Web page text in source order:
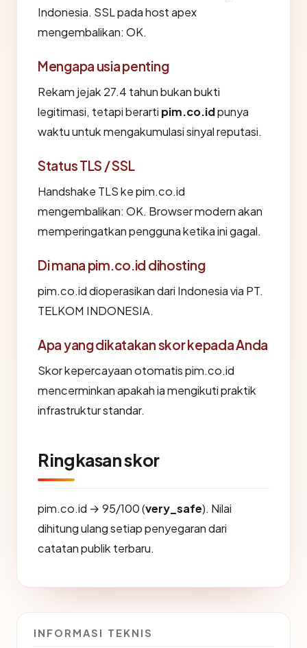
Indonesia. SSL pada host apex
mengembalikan: OK.
Mengapa usia penting
Rekam jejak 27.4 tahun bukan bukti
legitimasi, tetapi berarti pim.co.idpunya
waktu untuk mengakumulasi sinyal reputasi.
Status TLS / SSL
Handshake TLS ke pim.co.id
mengembalikan: OK. Browser modern akan
memperingatkan pengguna ketika ini gagal.
Di mana pim.co.id dihosting
pim.co.id dioperasikan dari Indonesia via PT.
TELKOM INDONESIA.
Apa yang dikatakan skor kepada Anda
Skor kepercayaan otomatis pim.co.id
mencerminkan apakah ia mengikuti praktik
infrastruktur standar.
Ringkasan skor
pim.co.id → 95/100 (very_safe). Nilai
dihitung ulang setiap penyegaran dari
catatan publik terbaru.
INFORMASI TEKNIS